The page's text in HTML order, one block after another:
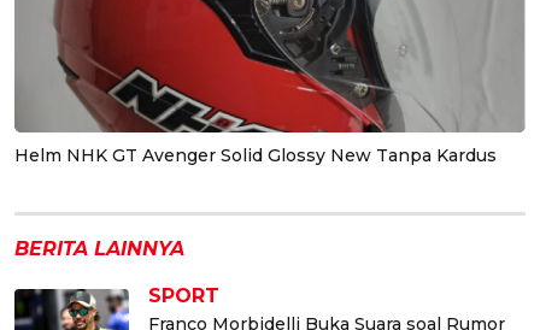
Helm NHK GT Avenger Solid Glossy New Tanpa Kardus
BERITA LAINNYA
SPORT
Franco Morbidelli Buka Suara soal Rumor